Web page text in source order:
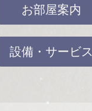
お部屋案内
設備・サービス